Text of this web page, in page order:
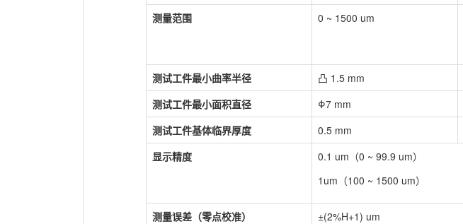
测量范围
0 ~ 1500 um
测试工件最小曲率半径 凸 1.5 mm
测试工件最小面积直径
Φ7 mm
测试工件基体临界厚度
0.5 mm
显示精度
0.1 um（0 ~ 99.9 um）
1um（100 ~ 1500 um）
测量误差（零点校准）
±(2%H+1) um